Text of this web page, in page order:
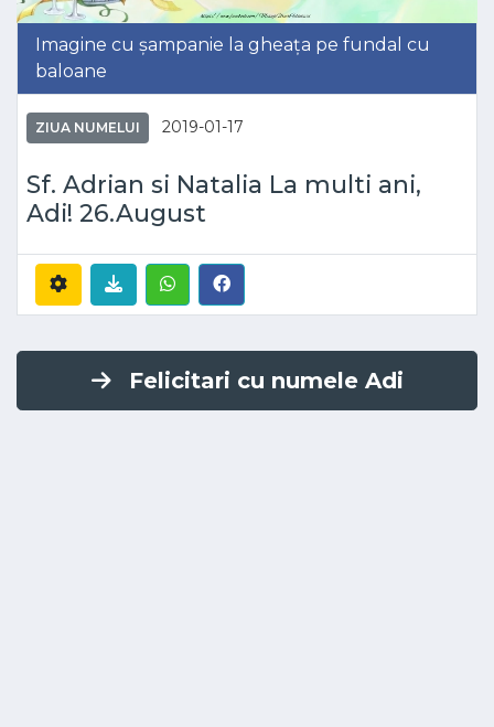
Imagine cu șampanie la gheața pe fundal cu
baloane
ZIUA NUMELUI 2019-01-17
Sf. Adrian si Natalia La multi ani,
Adi! 26.August
Felicitari cu numele Adi